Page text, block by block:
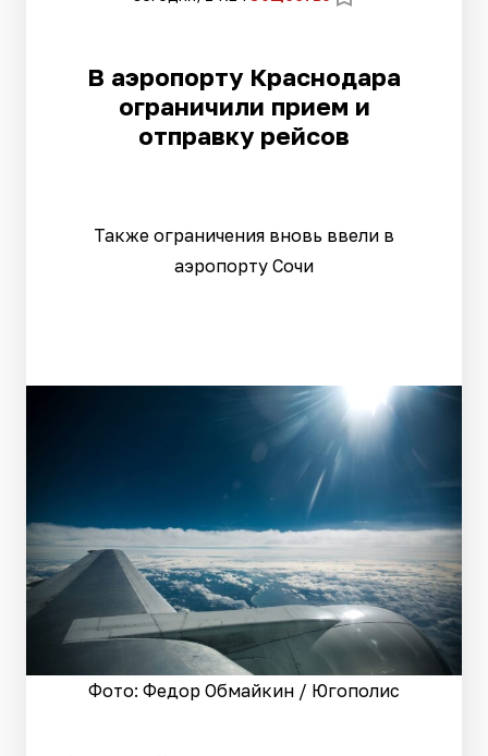
В аэропорту Краснодара
ограничили прием и
отправку рейсов
Также ограничения вновь ввели в
аэропорту Сочи
Фото: Федор Обмайкин / Югополис